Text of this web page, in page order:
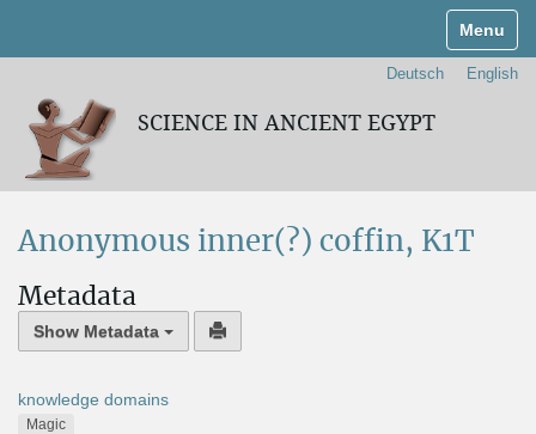
Deutsch English
SCIENCE IN ANCIENT EGYPT
Toggle
Anonymous inner(?) coffin, K1T
Metadata
Show Metadata
knowledge domains
Magic